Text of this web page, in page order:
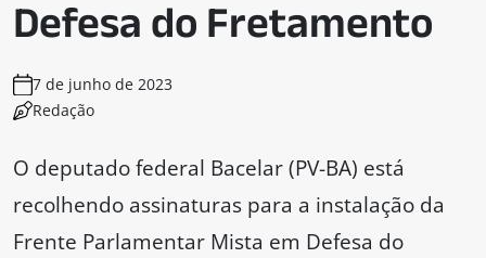
Defesa do Fretamento
7 de junho de 2023
Redação
O deputado federal Bacelar (PV-BA) está
recolhendo assinaturas para a instalação da
Frente Parlamentar Mista em Defesa do